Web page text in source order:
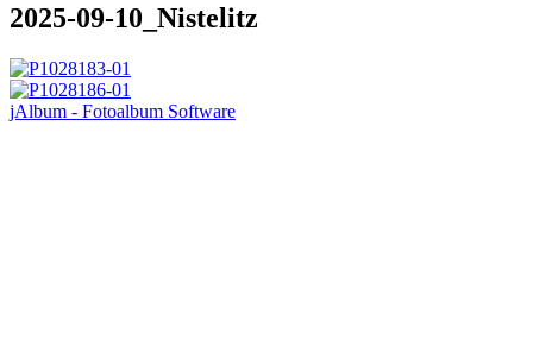
2025-09-10_Nistelitz
jAlbum - Fotoalbum Software